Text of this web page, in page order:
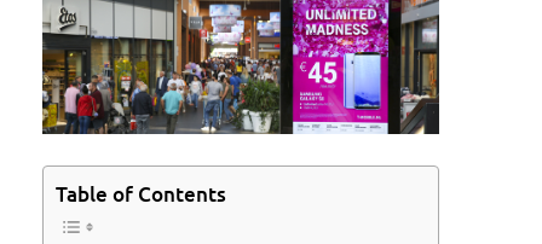
Table of Contents